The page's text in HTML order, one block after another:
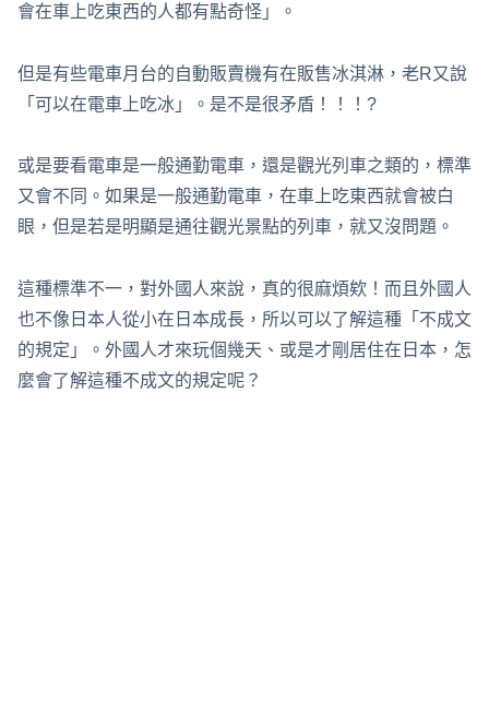
會在車上吃東西的人都有點奇怪」。
但是有些電車月台的自動販賣機有在販售冰淇淋，老R又說
「可以在電車上吃冰」。是不是很矛盾！！！?
或是要看電車是一般通勤電車，還是觀光列車之類的，標準
又會不同。如果是一般通勤電車，在車上吃東西就會被白
眼，但是若是明顯是通往觀光景點的列車，就又沒問題。
這種標準不一，對外國人來說，真的很麻煩欸！而且外國人
也不像日本人從小在日本成長，所以可以了解這種「不成文
的規定」。外國人才來玩個幾天、或是才剛居住在日本，怎
麼會了解這種不成文的規定呢？